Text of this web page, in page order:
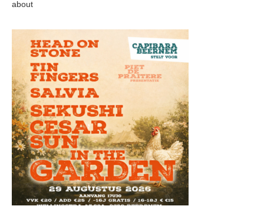
about